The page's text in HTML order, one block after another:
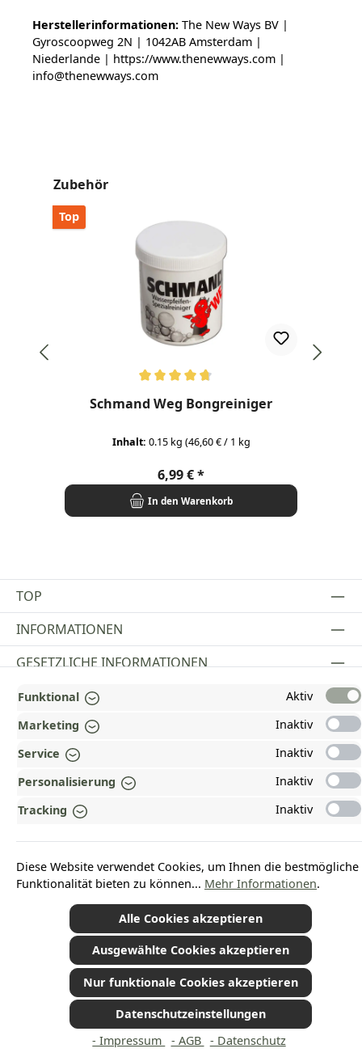
Herstellerinformationen: The New Ways BV |
Gyroscoopweg 2N | 1042AB Amsterdam |
Niederlande | https://www.thenewways.com |
info@thenewways.com
Produktgalerie überspringen
Zubehör
Top
Schmand Weg Bongreiniger
Inhalt: 0.15 kg (46,60 € / 1 kg
Regulärer Preis:
6,99 €
In den Warenkorb
TOP
INFORMATIONEN
GESETZLICHE INFORMATIONEN
ZAHLUNGS- UND VERSANDARTEN
AUSGEZEICHNET UND ZERTIFIZIERT!
WARUM HEAD-SHOP.DE?
UNSERE COMMUNITIES
*Alle Preise inkl. gesetzl. Mehrwertsteuer zzgl.Versandkosten
Nachnahmegebühren, wenn nicht anders angegeben.
© 2026 Plamundo GmbH - Alle Rechte vorbehalten. Theme byThemeWare®
Funktional
Aktiv
Marketing
Inaktiv
Service
Inaktiv
Personalisierung
Inaktiv
Tracking
Inaktiv
Diese Website verwendet Cookies, um Ihnen die bestmögliche
Funktionalität bieten zu können... Mehr Informationen.
Alle Cookies akzeptieren
Ausgewählte Cookies akzeptieren
Nur funktionale Cookies akzeptieren
Datenschutzeinstellungen
- Impressum
- AGB - Datenschutz